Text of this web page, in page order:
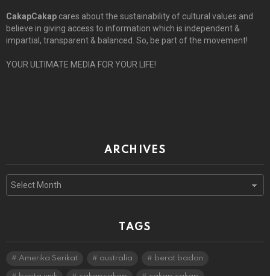
CakapCakap cares about the sustainability of cultural values and
believe in giving access to information which is independent &
impartial, transparent & balanced. So, be part of the movement!
YOUR ULTIMATE MEDIA FOR YOUR LIFE!
ARCHIVES
Archives
TAGS
Amerika Serikat australia berat badan